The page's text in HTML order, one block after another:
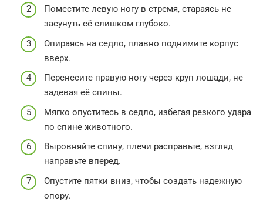
Поместите левую ногу в стремя, стараясь не
засунуть её слишком глубоко.
Опираясь на седло, плавно поднимите корпус
вверх.
Перенесите правую ногу через круп лошади, не
задевая её спины.
Мягко опуститесь в седло, избегая резкого удара
по спине животного.
Выровняйте спину, плечи расправьте, взгляд
направьте вперед.
Опустите пятки вниз, чтобы создать надежную
опору.